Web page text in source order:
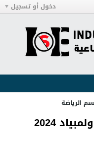
دخول أو تسجيل
الرياضة
2024